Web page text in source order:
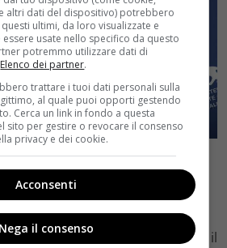
(ANSA) VelvetCinema.it
Franco Nero,
tutto il mondo, che spiega
Legend Award all’internod el
Festival, come riportato da Ansa, il
altri dati del dispositivo) potrebbero
ultimi, da loro visualizzate e
usate nello specifico da questo
potremmo utilizzare dati di
Elenco dei partner.
trattare i tuoi dati personali sulla
al quale puoi opporti gestendo
Cerca un link in fondo a questa
sito per gestire o revocare il consenso
privacy e dei cookie.
Acconsenti
Nega il consenso